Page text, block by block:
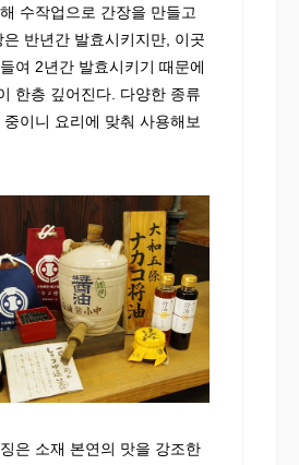
수작업으로 간장을 만들고
반년간 발효시키지만, 이곳
여 2년간 발효시키기 때문에
한층 깊어진다. 다양한 종류
이니 요리에 맞춰 사용해보
은 소재 본연의 맛을 강조한